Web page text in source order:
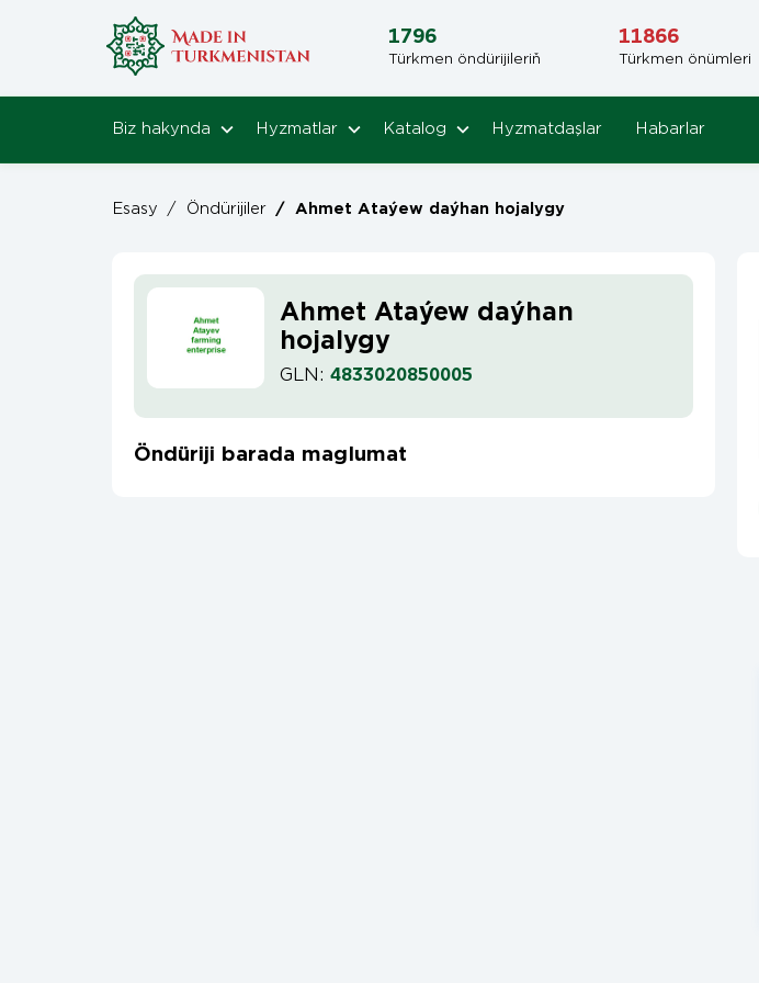
1796
Türkmen öndürijileriň
11866
Türkmen önümleri
Biz hakynda Hyzmatlar Katalog Hyzmatdaşlar Habarlar
Esasy / Öndürijiler / Ahmet Ataýew daýhan hojalygy
Ahmet Ataýew daýhan
hojalygy
GLN: 4833020850005
Öndüriji barada maglumat